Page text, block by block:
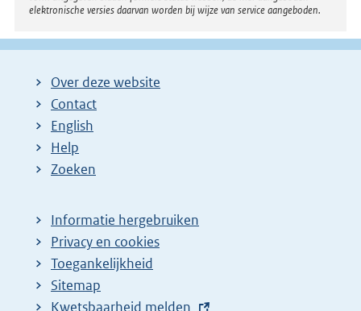
elektronische versies daarvan worden bij wijze van service aangeboden.
Over deze website
Contact
English
Help
Zoeken
Informatie hergebruiken
Privacy en cookies
Toegankelijkheid
Sitemap
E
Kwetsbaarheid melden